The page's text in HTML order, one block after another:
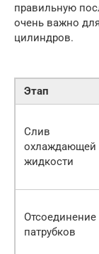
правильную
очень важно
цилиндров.
Этап
Слив
охлаждающей
жидкости
Отсоединение
патрубков